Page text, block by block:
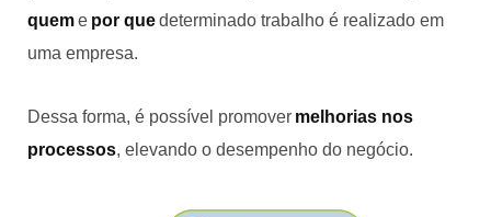
queme por quedeterminado trabalho é realizado em
uma empresa.
Dessa forma, é possível promover melhorias nos
processos, elevando o desempenho do negócio.